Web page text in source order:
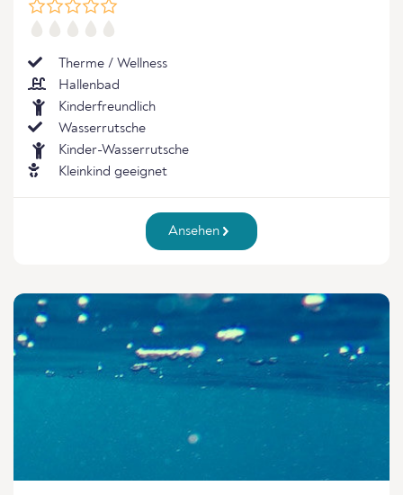
Therme / Wellness
Hallenbad
Kinderfreundlich
Wasserrutsche
Kinder-Wasserrutsche
Kleinkind geeignet
Ansehen